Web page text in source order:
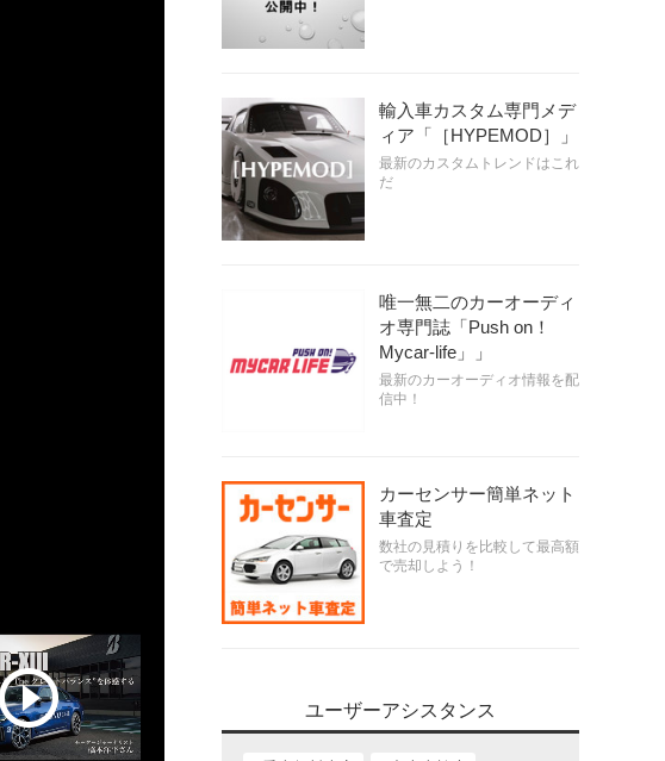
輸入車カスタム専門メデ
ィア「［HYPEMOD］」
最新のカスタムトレンドはこれ
だ
唯一無二のカーオーディ
オ専門誌「Push on！
Mycar-life」」
最新のカーオーディオ情報を配
信中！
カーセンサー簡単ネット
車査定
数社の見積りを比較して最高額
で売却しよう！
ユーザーアシスタンス